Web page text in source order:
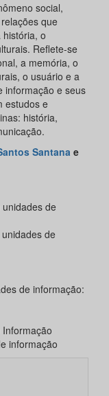
social,
que
o
Reflete-se
a memória, o
o usuário e a
informação e seus
estudos e
história,
Santana e
de
de
de informação:
informação